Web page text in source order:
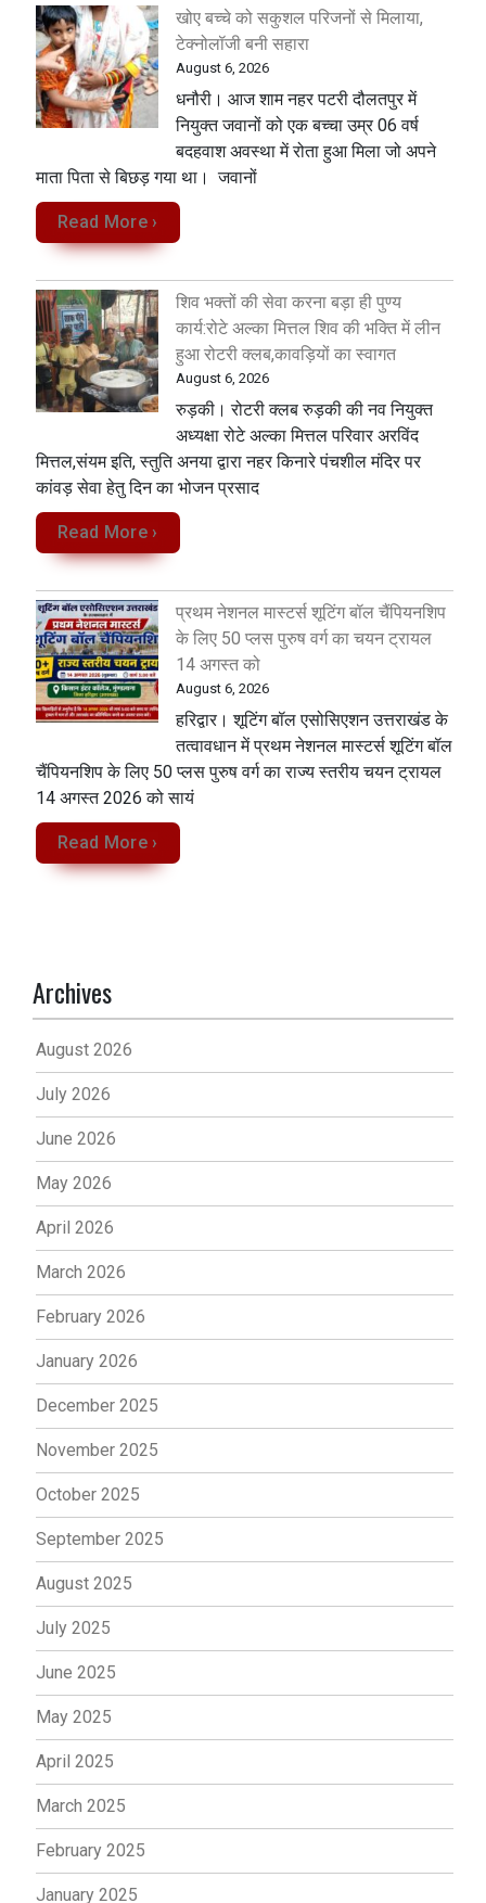
खोए बच्चे को सकुशल परिजनों से मिलाया,
टेक्नोलॉजी बनी सहारा
August 6, 2026
धनौरी। आज शाम नहर पटरी दौलतपुर में
नियुक्त जवानों को एक बच्चा उम्र 06 वर्ष
बदहवाश अवस्था में रोता हुआ मिला जो अपने
माता पिता से बिछड़ गया था। जवानों
Read More ›
शिव भक्तों की सेवा करना बड़ा ही पुण्य
कार्य:रोटे अल्का मित्तल शिव की भक्ति में लीन
हुआ रोटरी क्लब,कावड़ियों का स्वागत
August 6, 2026
रुड़की। रोटरी क्लब रुड़की की नव नियुक्त
अध्यक्षा रोटे अल्का मित्तल परिवार अरविंद
मित्तल,संयम इति, स्तुति अनया द्वारा नहर किनारे पंचशील मंदिर पर
कांवड़ सेवा‌ हेतु दिन का भोजन प्रसाद
Read More ›
प्रथम नेशनल मास्टर्स शूटिंग बॉल चैंपियनशिप
के लिए 50 प्लस पुरुष वर्ग का चयन ट्रायल
14 अगस्त को
August 6, 2026
हरिद्वार। शूटिंग बॉल एसोसिएशन उत्तराखंड के
तत्वावधान में प्रथम नेशनल मास्टर्स शूटिंग बॉल
चैंपियनशिप के लिए 50 प्लस पुरुष वर्ग का राज्य स्तरीय चयन ट्रायल
14 अगस्त 2026 को सायं
Read More ›
Archives
August 2026
July 2026
June 2026
May 2026
April 2026
March 2026
February 2026
January 2026
December 2025
November 2025
October 2025
September 2025
August 2025
July 2025
June 2025
May 2025
April 2025
March 2025
February 2025
January 2025